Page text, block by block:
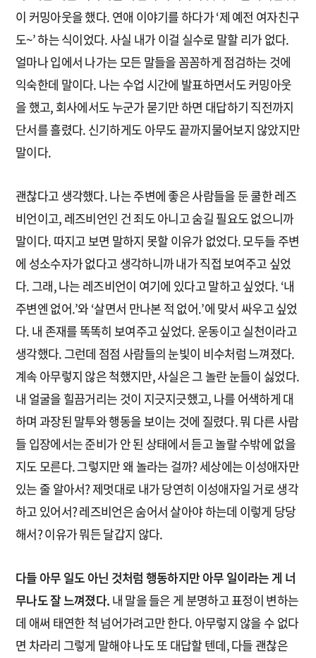
이 커밍아웃을 했다. 연애 이야기를 하다가 ‘제 예전 여자친구
도~’ 하는 식이었다. 사실 내가 이걸 실수로 말할 리가 없다.
얼마나 입에서 나가는 모든 말들을 꼼꼼하게 점검하는 것에
익숙한데 말이다. 나는 수업 시간에 발표하면서도 커밍아웃
을 했고, 회사에서도 누군가 묻기만 하면 대답하기 직전까지
단서를 흘렸다. 신기하게도 아무도 끝까지물어보지 않았지만
말이다.
괜찮다고 생각했다. 나는 주변에 좋은 사람들을 둔 쿨한 레즈
비언이고, 레즈비언인 건 죄도 아니고 숨길 필요도 없으니까
말이다. 따지고 보면 말하지 못할 이유가 없었다. 모두들 주변
에 성소수자가 없다고 생각하니까 내가 직접 보여주고 싶었
다. 그래, 나는 레즈비언이 여기에 있다고 말하고 싶었다. ‘내
주변엔 없어.’와 ‘살면서 만나본 적 없어.’에 맞서 싸우고 싶었
다. 내 존재를 똑똑히 보여주고 싶었다. 운동이고 실천이라고
생각했다. 그런데 점점 사람들의 눈빛이 비수처럼 느껴졌다.
계속 아무렇지 않은 척했지만, 사실은 그 놀란 눈들이 싫었다.
내 얼굴을 힐끔거리는 것이 지긋지긋했고, 나를 어색하게 대
하며 과장된 말투와 행동을 보이는 것에 질렸다. 뭐 다른 사람
들 입장에서는 준비가 안 된 상태에서 듣고 놀랄 수밖에 없을
지도 모른다. 그렇지만 왜 놀라는 걸까? 세상에는 이성애자만
있는 줄 알아서? 제멋대로 내가 당연히 이성애자일 거로 생각
하고 있어서? 레즈비언은 숨어서 살아야 하는데 이렇게 당당
해서? 이유가 뭐든 달갑지 않다.
다들 아무 일도 아닌 것처럼 행동하지만 아무 일이라는 게 너
무나도 잘 느껴졌다. 내 말을 들은 게 분명하고 표정이 변하는
데 애써 태연한 척 넘어가려고만 한다. 아무렇지 않을 수 없다
면 차라리 그렇게 말해야 나도 또 대답할 텐데, 다들 괜찮은